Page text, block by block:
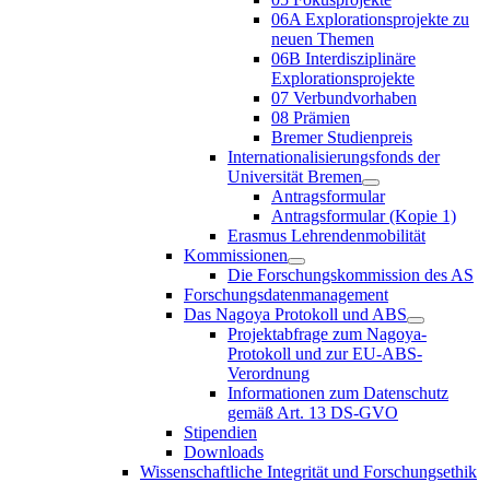
06A Explorationsprojekte zu
neuen Themen
06B Interdisziplinäre
Explorationsprojekte
07 Verbundvorhaben
08 Prämien
Bremer Studienpreis
Internationalisierungsfonds der
Universität Bremen
Antragsformular
Antragsformular (Kopie 1)
Erasmus Lehrendenmobilität
Kommissionen
Die Forschungskommission des AS
Forschungsdatenmanagement
Das Nagoya Protokoll und ABS
Projektabfrage zum Nagoya-
Protokoll und zur EU-ABS-
Verordnung
Informationen zum Datenschutz
gemäß Art. 13 DS-GVO
Stipendien
Downloads
Wissenschaftliche Integrität und Forschungsethik